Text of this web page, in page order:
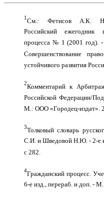
1См.: Фетисов А.К.
Российский ежегодник
процесса № 1 (2001 год).
Совершенствование
устойчивого развития
2Комментарий к
Российской Федерации/
М.: ООО «Городец-издат».
3Толковый словарь
С.И. и Шведовой Н.Ю. - 2-е
с 282.
4Гражданский процесс.
6-е изд., перераб. и доп. -